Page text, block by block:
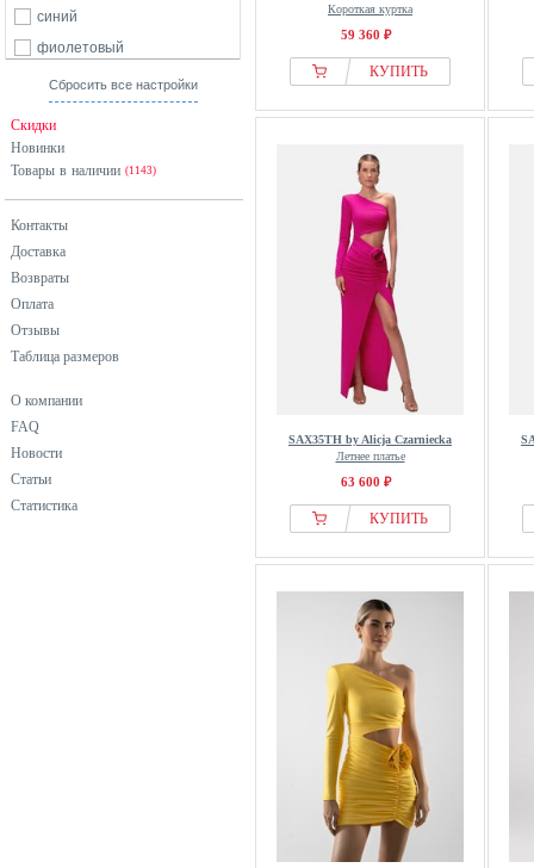
синий
фиолетовый
черный
Сбросить все настройки
Скидки
Новинки
Товары в наличии (1143)
Контакты
Доставка
Возвраты
Оплата
Отзывы
Таблица размеров
О компании
FAQ
Новости
Статьи
Статистика
Короткая куртка
59 360 ₽
КУПИТЬ
SAX35TH by Alicja Czarniecka
Летнее платье
63 600 ₽
КУПИТЬ